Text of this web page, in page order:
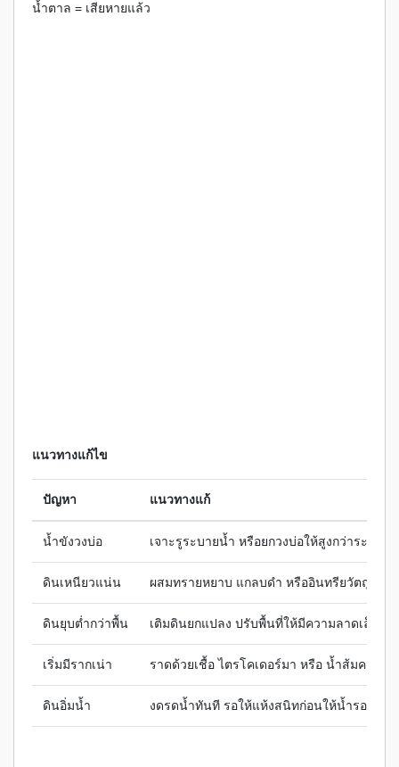
น้ำตาล = เสียหายแล้ว
แนวทางแก้ไข
ปัญหา แนวทางแก้
น้ำขังวงบ่อ เจาะรูระบายน้ำ หรือยกวงบ่อให้สูงกว่าระดับพื้
ดินเหนียวแน่น ผสมทรายหยาบ แกลบดำ หรืออินทรียวัตถุให้ร่
ดินยุบต่ำกว่าพื้น เติมดินยกแปลง ปรับพื้นที่ให้มีความลาดเล็กน้อ
เริ่มมีรากเน่า ราดด้วยเชื้อ ไตรโคเดอร์มา หรือ น้ำส้มควันไม้
ดินอิ่มน้ำ งดรดน้ำทันที รอให้แห้งสนิทก่อนให้น้ำรอบถัดไ